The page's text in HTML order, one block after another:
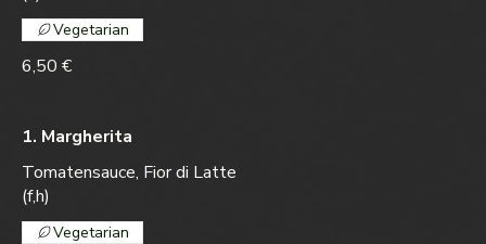
6,50 €
Vegetarian
1. Margherita
Tomatensauce, Fior di Latte
(f,h)
Vegetarian